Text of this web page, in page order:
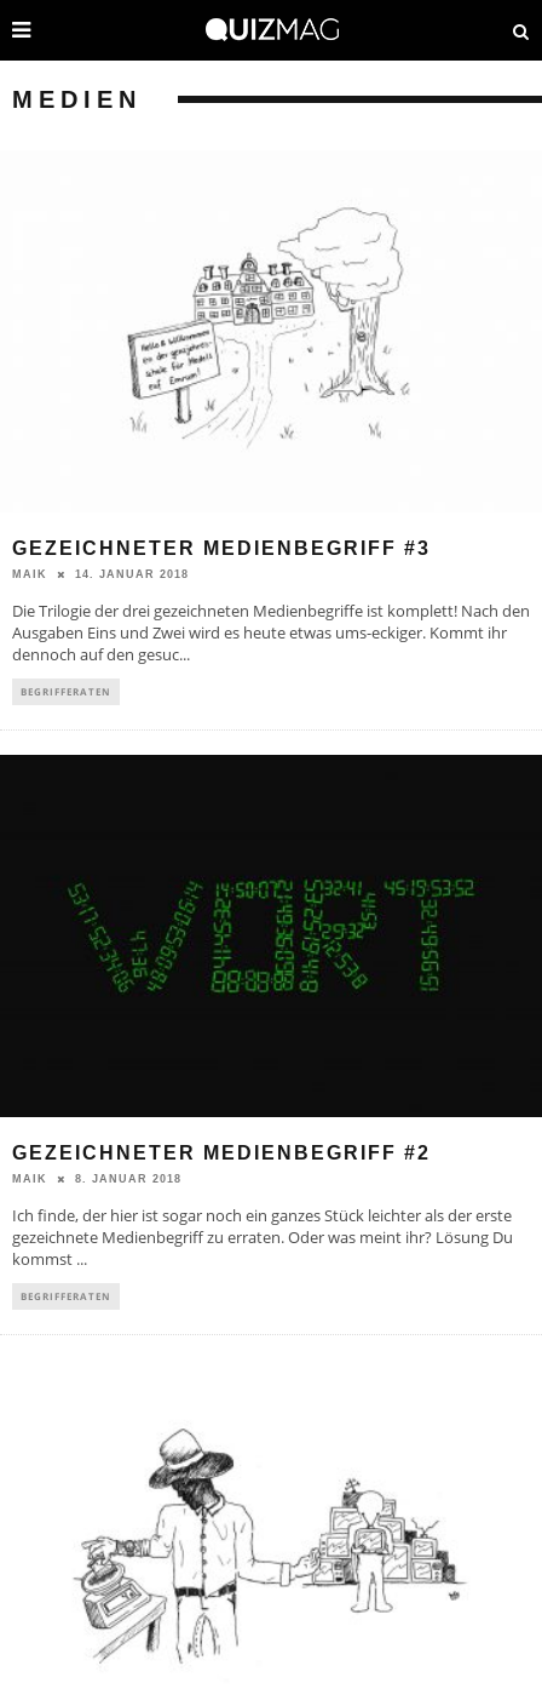
MEDIEN
GEZEICHNETER MEDIENBEGRIFF #3
MAIK 14. JANUAR 2018
Die Trilogie der drei gezeichneten Medienbegriffe ist komplett! Nach den
Ausgaben Eins und Zwei wird es heute etwas ums-eckiger. Kommt ihr
dennoch auf den gesuc...
BEGRIFFERATEN
GEZEICHNETER MEDIENBEGRIFF #2
MAIK 8. JANUAR 2018
Ich finde, der hier ist sogar noch ein ganzes Stück leichter als der erste
gezeichnete Medienbegriff zu erraten. Oder was meint ihr? Lösung Du
kommst ...
BEGRIFFERATEN